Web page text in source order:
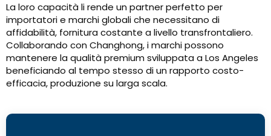
La loro capacità li rende un partner perfetto per
importatori e marchi globali che necessitano di
affidabilità, fornitura costante a livello transfrontaliero.
Collaborando con Changhong, i marchi possono
mantenere la qualità premium sviluppata a Los Angeles
beneficiando al tempo stesso di un rapporto costo-
efficacia, produzione su larga scala.